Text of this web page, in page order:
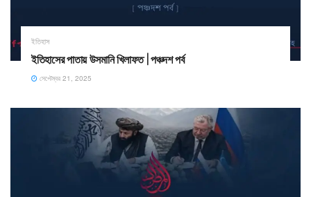
ইতিহাস
ইতিহাসের পাতায় উসমানি খিলাফত | পঞ্চদশ পর্ব
সেপ্টেম্বর 21, 2025